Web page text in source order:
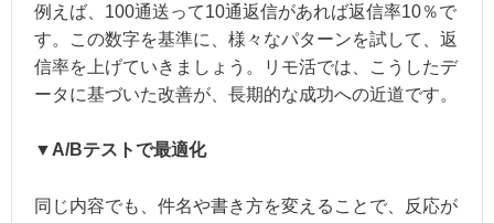
例えば、100通送って10通返信があれば返信率10％で
す。この数字を基準に、様々なパターンを試して、返
信率を上げていきましょう。リモ活では、こうしたデ
ータに基づいた改善が、長期的な成功への近道です。
▼A/Bテストで最適化
同じ内容でも、件名や書き方を変えることで、反応が